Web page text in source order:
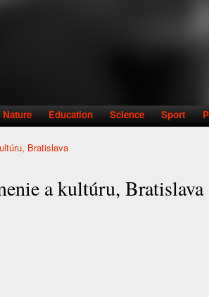
Nature Education Science Sport
Bratislava
a kultúru, Bratislava